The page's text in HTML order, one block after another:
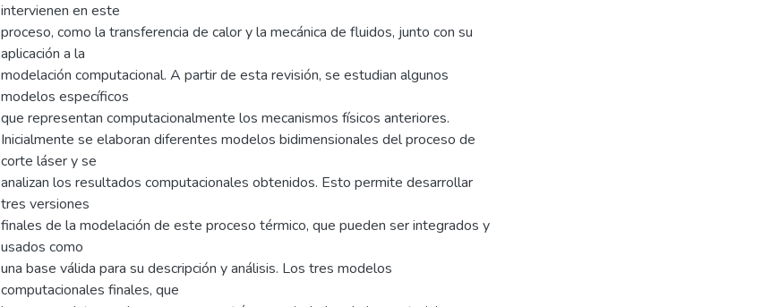
intervienen en este
proceso, como la transferencia de calor y la mecánica de fluidos, junto con su
aplicación a la
modelación computacional. A partir de esta revisión, se estudian algunos
modelos específicos
que representan computacionalmente los mecanismos físicos anteriores.
Inicialmente se elaboran diferentes modelos bidimensionales del proceso de
corte láser y se
analizan los resultados computacionales obtenidos. Esto permite desarrollar
tres versiones
finales de la modelación de este proceso térmico, que pueden ser integrados y
usados como
una base válida para su descripción y análisis. Los tres modelos
computacionales finales, que